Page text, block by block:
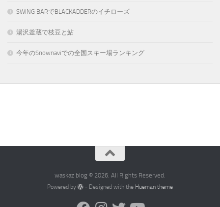
SWING BARでBLACKADDERのイチローズ
湯沢釜蔵で枝豆と鮎
今年のSnownaviでの全国スキー場ランキング
waskaz blog © 2026. All Rights Reserved.
Powered by - Designed with the Hueman theme